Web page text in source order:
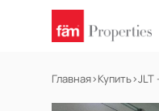
Главная›Купить›JLT